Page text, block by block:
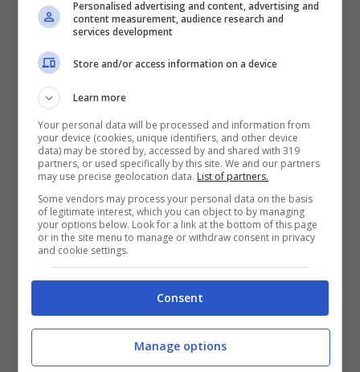
motivo un minorenne, ferendolo alle mani, ai
gomiti, al collo e al capo ed in seguito tentava
di aggredire anche il padre del ragazzo giunto
in suo soccorso
Le persone sottoposte alla misura decretata
dall’Autorità Provinciale di Pubblica Sicurezza
non potranno quindi accedere per 3 anni
negli esercizi commerciali ove si sono
verificati i tafferugli, né in quelli limitrofi, in
orario ricompreso tra le ore 15.00 e le ore
06.00.La Polizia di Stato di Frosinone
continua senza sosta nell’azione di
prevenzione e contrasto delle condotte che
mettono a rischio la serena e pacifica
Personalised advertising and content, advertising and
content measurement, audience research and
services development
Store and/or access information on a device
Learn more
Your personal data will be processed and information from
your device (cookies, unique identifiers, and other device
data) may be stored by, accessed by and shared with 319
partners, or used specifically by this site. We and our partners
may use precise geolocation data. List of partners.
Some vendors may process your personal data on the basis
of legitimate interest, which you can object to by managing
your options below. Look for a link at the bottom of this page
or in the site menu to manage or withdraw consent in privacy
and cookie settings.
Consent
Manage options